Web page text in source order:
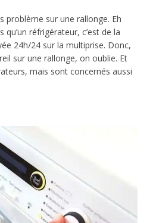
problème sur une rallonge. Eh
qu’un réfrigérateur, c’est de la
24h/24 sur la multiprise. Donc,
sur une rallonge, on oublie. Et
mais sont concernés aussi